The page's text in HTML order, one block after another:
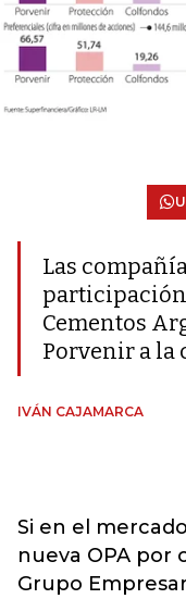
Las
participación
Cementos
Porvenir a la
IVÁN CAJAMARCA
Si en el
nueva OPA por
Grupo